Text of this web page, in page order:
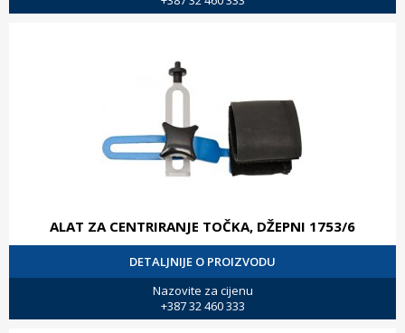
ALAT ZA CENTRIRANJE TOČKA, DŽEPNI 1753/6
DETALJNIJE O PROIZVODU
Nazovite za cijenu
+387 32 460 333